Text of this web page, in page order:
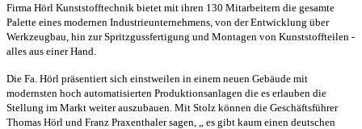
Firma Hörl Kunststofftechnik bietet mit ihren 130 Mitarbeitern die gesamte
Palette eines modernen Industrieunternehmens, von der Entwicklung über
Werkzeugbau, hin zur Spritzgussfertigung und Montagen von Kunststoffteilen -
alles aus einer Hand.
Die Fa. Hörl präsentiert sich einstweilen in einem neuen Gebäude mit
modernsten hoch automatisierten Produktionsanlagen die es erlauben die
Stellung im Markt weiter auszubauen. Mit Stolz können die Geschäftsführer
Thomas Hörl und Franz Praxenthaler sagen, „ es gibt kaum einen deutschen